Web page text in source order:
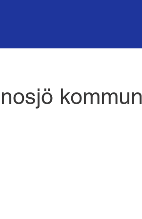
kommun